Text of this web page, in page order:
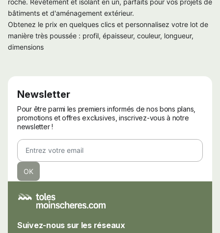
roche. Revêtement et isolant en un, parfaits pour vos projets de
bâtiments et d'aménagement extérieur.
Obtenez le prix en quelques clics et personnalisez votre lot de
manière très poussée : profil, épaisseur, couleur, longueur,
dimensions
Suivez-nous sur les réseaux
Newsletter
Pour être parmi les premiers informés de nos bons plans,
promotions et offres exclusives, inscrivez-vous à notre
newsletter !